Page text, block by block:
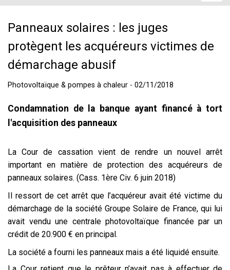
Panneaux solaires : les juges
protègent les acquéreurs victimes de
démarchage abusif
Photovoltaïque & pompes à chaleur - 02/11/2018
Condamnation de la banque ayant financé à tort
l'acquisition des panneaux
La Cour de cassation vient de rendre un nouvel arrêt
important en matière de protection des acquéreurs de
panneaux solaires. (Cass. 1ère Civ. 6 juin 2018)
Il ressort de cet arrêt que l’acquéreur avait été victime du
démarchage de la société Groupe Solaire de France, qui lui
avait vendu une centrale photovoltaïque financée par un
crédit de 20.900 € en principal.
La société a fourni les panneaux mais a été liquidé ensuite.